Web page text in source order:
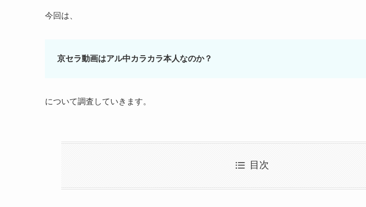
今回は、
京セラ動画はアル中カラカラ本人なのか？
について調査していきます。
目次